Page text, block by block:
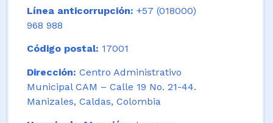
Línea anticorrupción: +57 (018000)
968 988
Código postal: 17001
Dirección: Centro Administrativo
Municipal CAM – Calle 19 No. 21-44.
Manizales, Caldas, Colombia